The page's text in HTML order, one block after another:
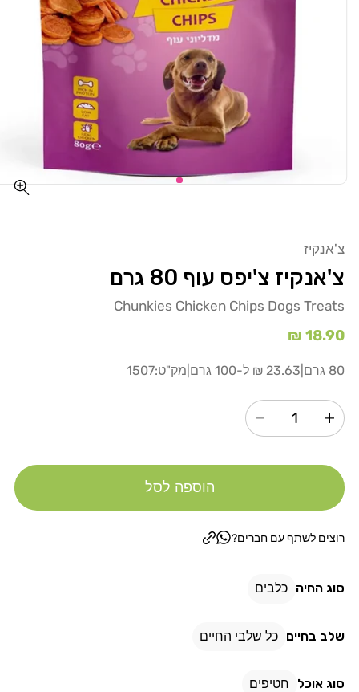
צ'אנקיז
צ'אנקיז צ'יפס עוף 80 גרם
Chunkies Chicken Chips Dogs Treats
מחיר
רגיל
18.90 ₪
80 גרם 23.63 ₪ ל-100 גרם מק"ט:1507
הגדל
עבור
צ&#39;יפס
עוף
הקטנת
צ&#39;אנקיז
צ&#39;יפס
עוף
הוספה לסל
רוצים לשתף עם חברים?
סוג החיה כלבים
שלב בחיים כל שלבי החיים
סוג אוכל חטיפים